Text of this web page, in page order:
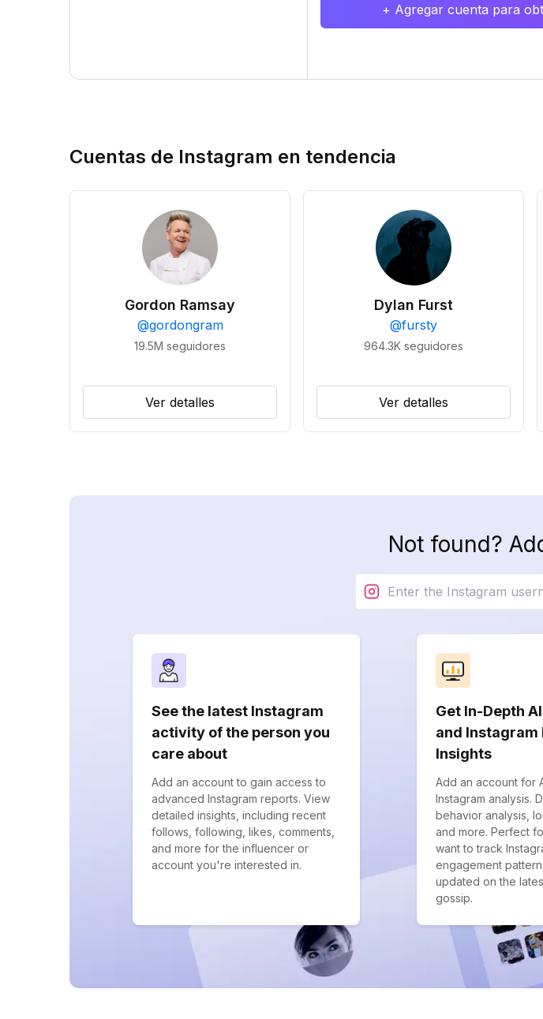
+ Agregar cuenta para
Cuentas de Instagram en tendencia
Gordon Ramsay
@gordongram
19.5M seguidores
Ver detalles
Dylan Furst
@fursty
964.3K seguidores
Ver detalles
Not found?
See the latest Instagram
activity of the person you
care about
Add an account to gain access to
advanced Instagram reports. View
detailed insights, including recent
follows, following, likes, comments,
and more for the influencer or
account you're interested in.
Get In-Depth
and Instagram
Insights
Add an account for
Instagram analysis.
behavior analysis,
and more. Perfect
want to track
engagement
updated on the
gossip.